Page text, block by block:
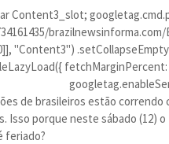
Content3_slot;
"Content3")
de brasileiros estão
Isso porque neste sábado (12)
feriado?